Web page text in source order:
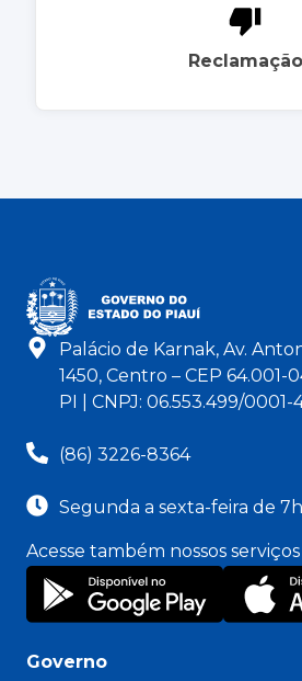
Reclamação
Palácio de Karnak, Av.
1450, Centro – CEP 64.001-
PI | CNPJ: 06.553.499/0001-
(86) 3226-8364
Segunda a sexta-feira de
Acesse também nossos
Governo